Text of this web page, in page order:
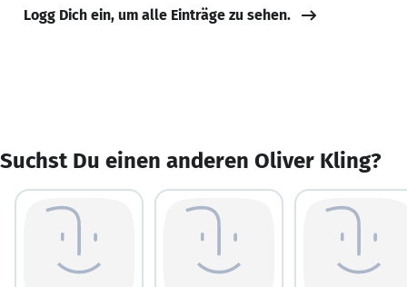
Logg Dich ein, um alle Einträge zu sehen.
Suchst Du einen anderen Oliver Kling?